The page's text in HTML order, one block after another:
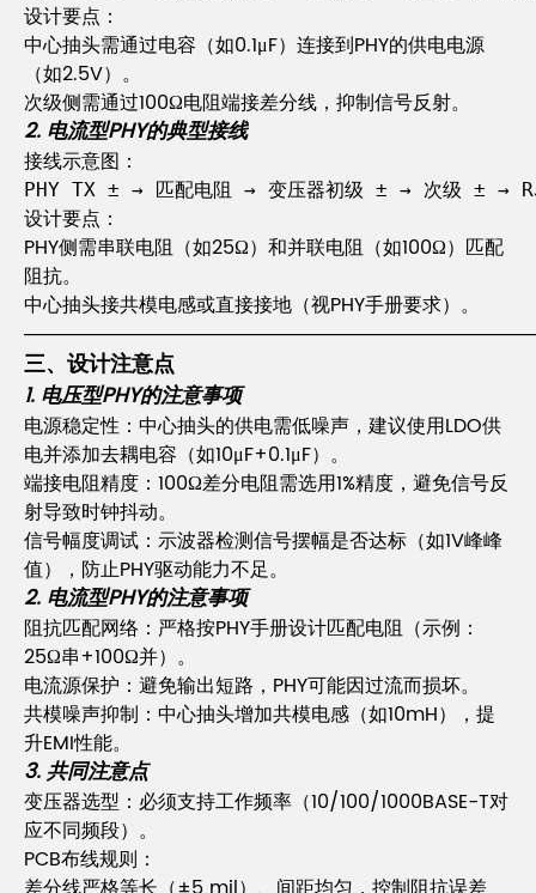
设计要点：
中心抽头需通过电容（如0.1μF）连接到PHY的供电电源
（如2.5V）。
次级侧需通过100Ω电阻端接差分线，抑制信号反射。
2. 电流型PHY的典型接线
接线示意图：
PHY TX ± → 匹配电阻 → 变压器初级 ± → 次级 ± →
设计要点：
PHY侧需串联电阻（如25Ω）和并联电阻（如100Ω）匹配
阻抗。
中心抽头接共模电感或直接接地（视PHY手册要求）。
三、设计注意点
1. 电压型PHY的注意事项
电源稳定性：中心抽头的供电需低噪声，建议使用LDO供
电并添加去耦电容（如10μF+0.1μF）。
端接电阻精度：100Ω差分电阻需选用1%精度，避免信号反
射导致时钟抖动。
信号幅度调试：示波器检测信号摆幅是否达标（如1V峰峰
值），防止PHY驱动能力不足。
2. 电流型PHY的注意事项
阻抗匹配网络：严格按PHY手册设计匹配电阻（示例：
25Ω串+100Ω并）。
电流源保护：避免输出短路，PHY可能因过流而损坏。
共模噪声抑制：中心抽头增加共模电感（如10mH），提
升EMI性能。
3. 共同注意点
变压器选型：必须支持工作频率（10/100/1000BASE-T对
应不同频段）。
PCB布线规则：